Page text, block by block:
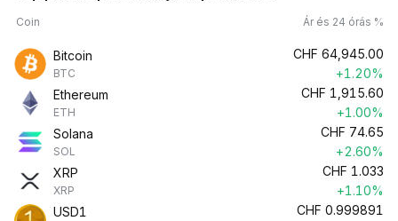
Coin Ár és 24 órás %
Bitcoin
BTC
CHF 64,945.00
+1.20%
Ethereum
ETH
CHF 1,915.60
+1.00%
Solana
SOL
CHF 74.65
+2.60%
XRP
XRP
CHF 1.033
+1.10%
USD1
CHF 0.999891